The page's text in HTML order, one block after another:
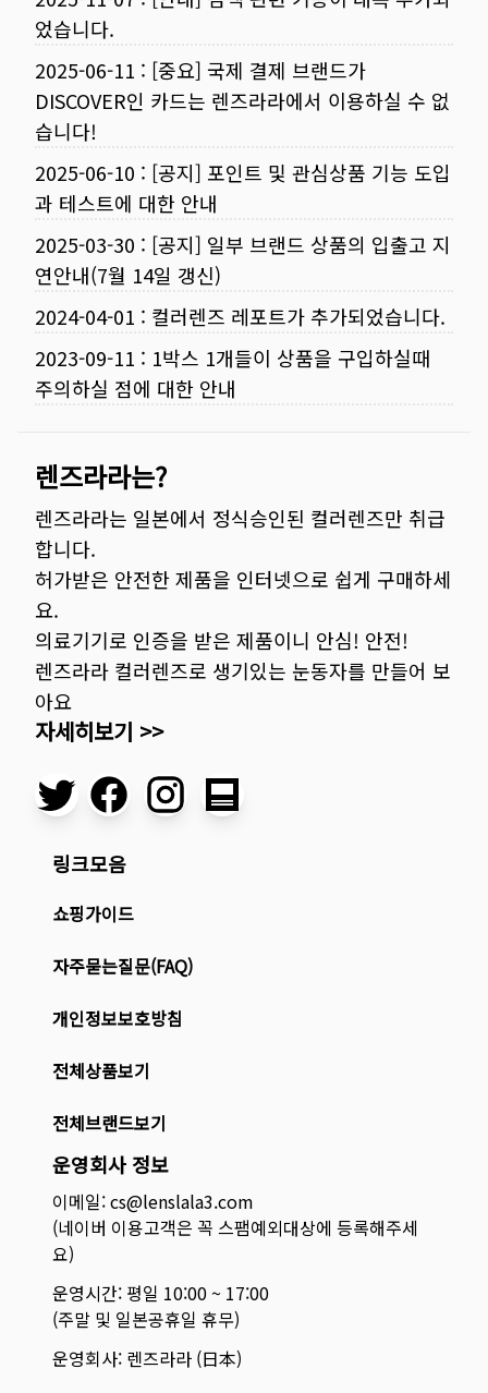
었습니다.
2025-06-11 : [중요] 국제 결제 브랜드가
DISCOVER인 카드는 렌즈라라에서 이용하실 수 없
습니다!
2025-06-10 : [공지] 포인트 및 관심상품 기능 도입
과 테스트에 대한 안내
2025-03-30 : [공지] 일부 브랜드 상품의 입출고 지
연안내(7월 14일 갱신)
2024-04-01 : 컬러렌즈 레포트가 추가되었습니다.
2023-09-11 : 1박스 1개들이 상품을 구입하실때
주의하실 점에 대한 안내
렌즈라라는?
렌즈라라는 일본에서 정식승인된 컬러렌즈만 취급
합니다.
허가받은 안전한 제품을 인터넷으로 쉽게 구매하세
요.
의료기기로 인증을 받은 제품이니 안심! 안전!
렌즈라라 컬러렌즈로 생기있는 눈동자를 만들어 보
아요
자세히보기 >>
링크모음
쇼핑가이드
자주묻는질문(FAQ)
개인정보보호방침
전체상품보기
전체브랜드보기
운영회사 정보
이메일: cs@lenslala3.com
(네이버 이용고객은 꼭 스팸예외대상에 등록해주세
요)
운영시간: 평일 10:00 ~ 17:00
(주말 및 일본공휴일 휴무)
운영회사: 렌즈라라 (日本)